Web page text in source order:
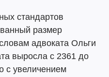
стандартов
размер
адвоката Ольги
выросла с 2361 до
с увеличением